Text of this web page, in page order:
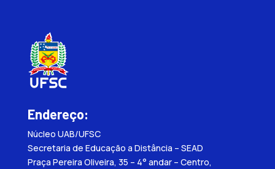
Endereço:
Núcleo UAB/UFSC
Secretaria de Educação a Distância – SEAD
Praça Pereira Oliveira, 35 – 4° andar – Centro,